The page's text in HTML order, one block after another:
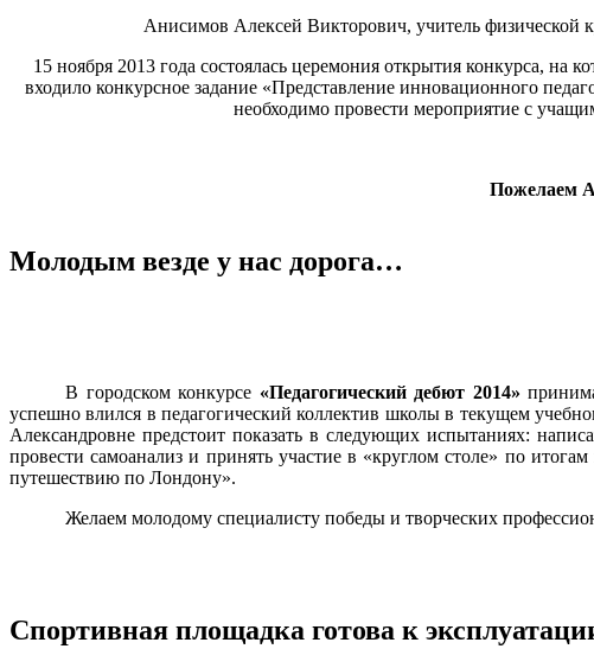
Анисимов Алексей Викторович, учитель
15 ноября 2013 года состоялась церемония открытия конкурса, на
входило конкурсное задание «Представление инновационного
необходимо провести мероприятие с
Пожелаем
Молодым везде у нас дорога…
В городском конкурсе «Педагогический дебют 2014»
успешно влился в педагогический коллектив школы в текущем
Александровне предстоит показать в следующих испытаниях:
провести самоанализ и принять участие в «круглом столе» по
путешествию по Лондону».
Желаем молодому специалисту победы и творческих
Спортивная площадка готова к